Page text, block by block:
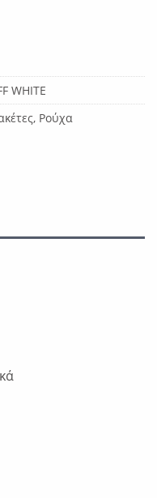
WHITE
, Ρούχα